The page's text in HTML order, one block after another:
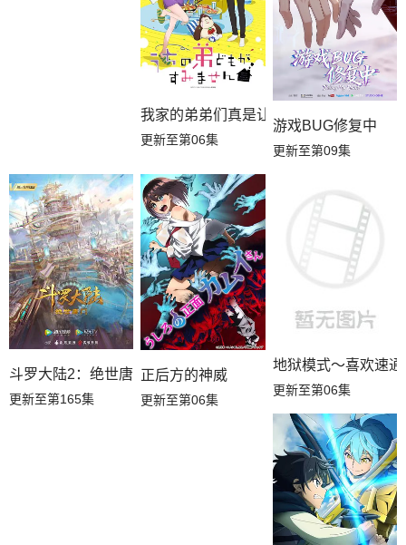
我家的弟弟们真是让您费心了
更新至第06集
游戏BUG修复中
更新至第09集
斗罗大陆2：绝世唐门
更新至第165集
正后方的神威
更新至第06集
地狱模式～喜欢速
更新至第06集